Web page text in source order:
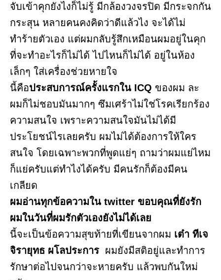
จับเข้าคุกยังไงก็ไม่รู้ มีกล้องวงจรปิด มีกระจกกัน
กระสุน หลายคนคงคิดว่าดีแล้วไง จะได้ไม่
ทำร้ายตัวเอง แต่ผมกลับรู้สึกเหมือนผมอยู่ในคุก
ที่จะทำอะไรก็ไม่ได้ ไปไหนก็ไม่ได้ อยู่ในห้อง
เล็กๆ ใส่เครื่องช่วยหายใจ
นี้คือประสบการณ์ครั้งแรกใน ICQ ของผม ละ
ผมก็ไม่ชอบมันมากๆ ซึมเศร้าไม่ใช่โรคเรียกร้อง
ความสนใจ เพราะความสนใจมันไม่ได้มี
ประโยชน์ไรเลยครับ ผมไม่ได้ต้องการให้ใคร
สนใจ โดยเฉพาะพวกที่พูดแย่ๆ ถามว่าผมแย่ไหม
ก็แย่ครับแต่ทำไงได้ครับ มีคนรักก็ต้องมีคน
เกลียด
ผมอ่านทุกข้อความใน twitter ขอบคุณที่ยังรัก
ผมในวันที่ผมรักตัวเองยังไม่ได้เลย
นี้จะเป็นข้อความสุขท้ายที่เขียนจากผม เต๋า ทีเจ
จิรายุทธ ผโลประการ ผมยังมีสติอยู่และทำการ
รักษาต่อไปจนกว่าจะหายครับ แล้วพบกันใหม่